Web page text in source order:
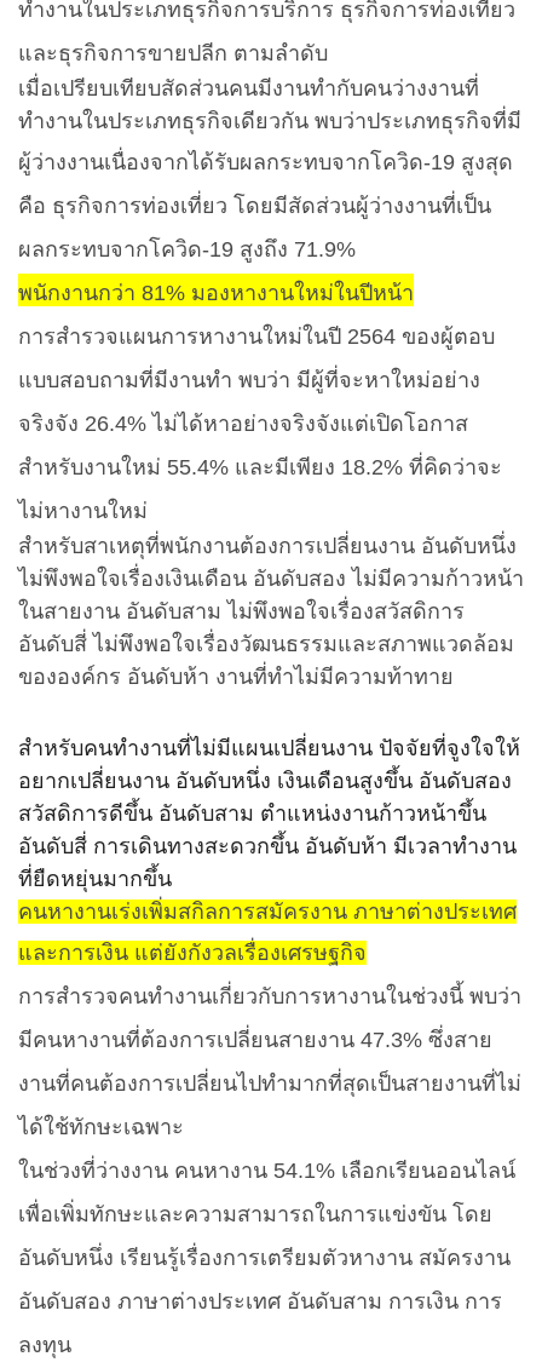
ทำงานในประเภทธุรกิจการบริการ ธุรกิจการท่องเที่ยว
และธุรกิจการขายปลีก ตามลำดับ
เมื่อเปรียบเทียบสัดส่วนคนมีงานทำกับคนว่างงานที่
ทำงานในประเภทธุรกิจเดียวกัน พบว่าประเภทธุรกิจที่มี
ผู้ว่างงานเนื่องจากได้รับผลกระทบจากโควิด-19 สูงสุด
คือ ธุรกิจการท่องเที่ยว โดยมีสัดส่วนผู้ว่างงานที่เป็น
ผลกระทบจากโควิด-19 สูงถึง 71.9%
พนักงานกว่า 81% มองหางานใหม่ในปีหน้า
การสำรวจแผนการหางานใหม่ในปี 2564 ของผู้ตอบ
แบบสอบถามที่มีงานทำ พบว่า มีผู้ที่จะหาใหม่อย่าง
จริงจัง 26.4% ไม่ได้หาอย่างจริงจังแต่เปิดโอกาส
สำหรับงานใหม่ 55.4% และมีเพียง 18.2% ที่คิดว่าจะ
ไม่หางานใหม่
สำหรับสาเหตุที่พนักงานต้องการเปลี่ยนงาน อันดับหนึ่ง
ไม่พึงพอใจเรื่องเงินเดือน อันดับสอง ไม่มีความก้าวหน้า
ในสายงาน อันดับสาม ไม่พึงพอใจเรื่องสวัสดิการ
อันดับสี่ ไม่พึงพอใจเรื่องวัฒนธรรมและสภาพแวดล้อม
ขององค์กร อันดับห้า งานที่ทำไม่มีความท้าทาย
สำหรับคนทำงานที่ไม่มีแผนเปลี่ยนงาน ปัจจัยที่จูงใจให้
อยากเปลี่ยนงาน อันดับหนึ่ง เงินเดือนสูงขึ้น อันดับสอง
สวัสดิการดีขึ้น อันดับสาม ตำแหน่งงานก้าวหน้าขึ้น
อันดับสี่ การเดินทางสะดวกขึ้น อันดับห้า มีเวลาทำงาน
ที่ยืดหยุ่นมากขึ้น
คนหางานเร่งเพิ่มสกิลการสมัครงาน ภาษาต่างประเทศ
และการเงิน แต่ยังกังวลเรื่องเศรษฐกิจ
การสำรวจคนทำงานเกี่ยวกับการหางานในช่วงนี้ พบว่า
มีคนหางานที่ต้องการเปลี่ยนสายงาน 47.3% ซึ่งสาย
งานที่คนต้องการเปลี่ยนไปทำมากที่สุดเป็นสายงานที่ไม่
ได้ใช้ทักษะเฉพาะ
ในช่วงที่ว่างงาน คนหางาน 54.1% เลือกเรียนออนไลน์
เพื่อเพิ่มทักษะและความสามารถในการแข่งขัน โดย
อันดับหนึ่ง เรียนรู้เรื่องการเตรียมตัวหางาน สมัครงาน
อันดับสอง ภาษาต่างประเทศ อันดับสาม การเงิน การ
ลงทุน